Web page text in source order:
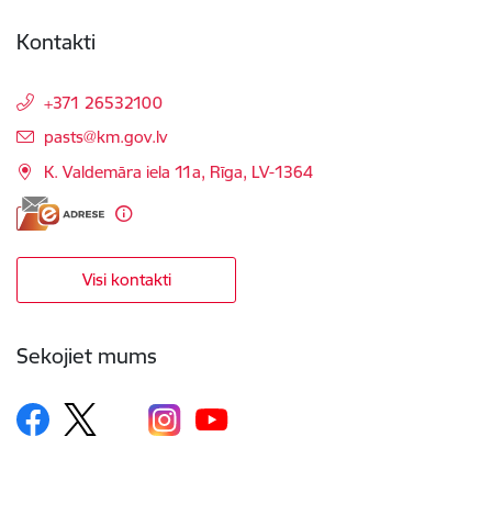
Kontakti
+371 26532100
E-pasts:
pasts@km.gov.lv
K. Valdemāra iela 11a, Rīga, LV-1364
Visi kontakti
Sekojiet mums